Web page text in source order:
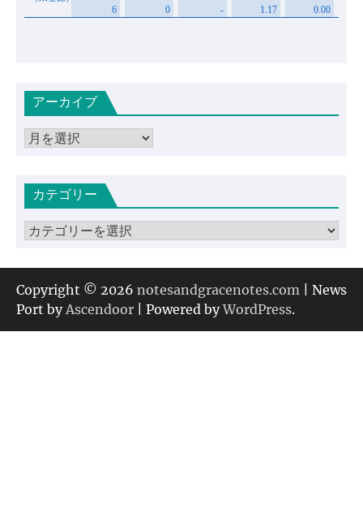
アーカイブ
ア
イカテゴリー
カ
ゴ
リ
ー
Copyright © 2026 notesandgracenotes.com | News
Port byAscendoor | Powered byWordPress.